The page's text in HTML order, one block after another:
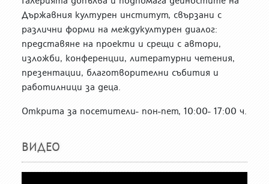
Държавния културен институт, свързани с
различни форми на междукултурен диалог:
представяне на проекти и срещи с автори,
изложби, конференции, литературни четения,
презентации, благотворителни събития и
работилници за деца.
Открита за посетители- пон-пет, 10:00- 17:00 ч.
ВИДЕО